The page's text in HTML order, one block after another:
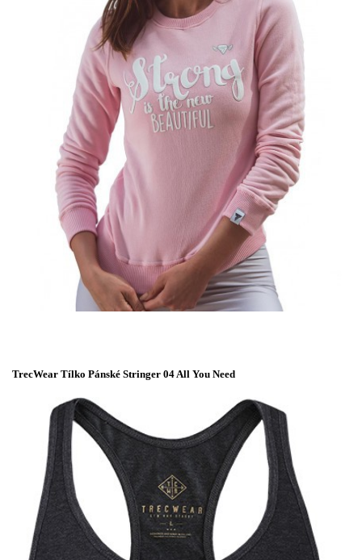
TrecWear Tílko Pánské Stringer 04 All You Need